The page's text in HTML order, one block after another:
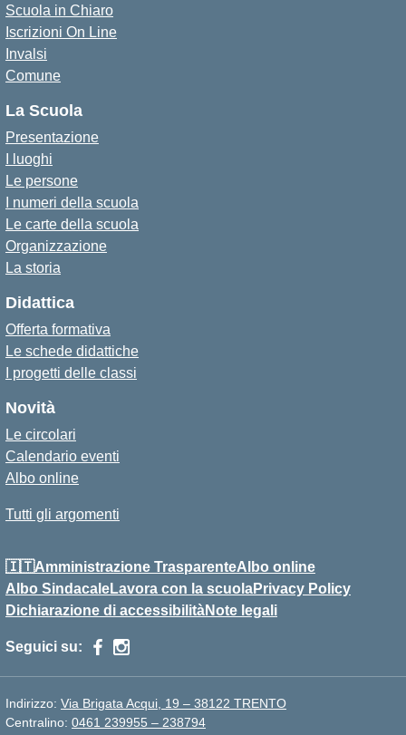
Scuola in Chiaro
Iscrizioni On Line
Invalsi
Comune
La Scuola
Presentazione
I luoghi
Le persone
I numeri della scuola
Le carte della scuola
Organizzazione
La storia
Didattica
Offerta formativa
Le schede didattiche
I progetti delle classi
Novità
Le circolari
Calendario eventi
Albo online
Tutti gli argomenti
🇮🇹Amministrazione TrasparenteAlbo online
Albo SindacaleLavora con la scuolaPrivacy Policy
Dichiarazione di accessibilitàNote legali
Seguici su:
Indirizzo: Via Brigata Acqui, 19 – 38122 TRENTO
Centralino: 0461 239955 – 238794